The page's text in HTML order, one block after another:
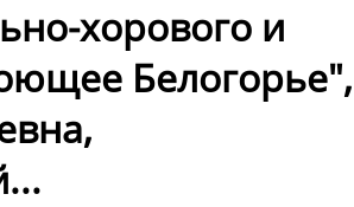
хорового и
Белогорье",